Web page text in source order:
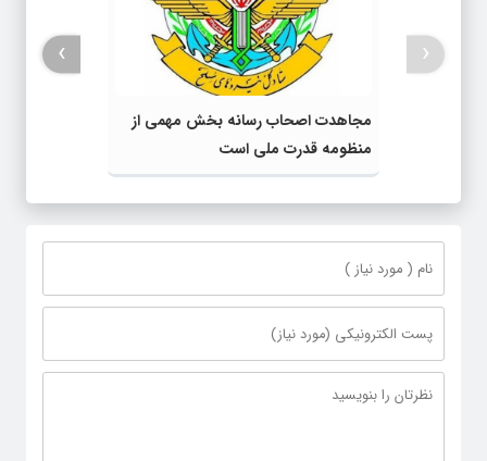
مجاهدت اصحاب رسانه بخش مهمی از
منظومه قدرت ملی است
‹
›